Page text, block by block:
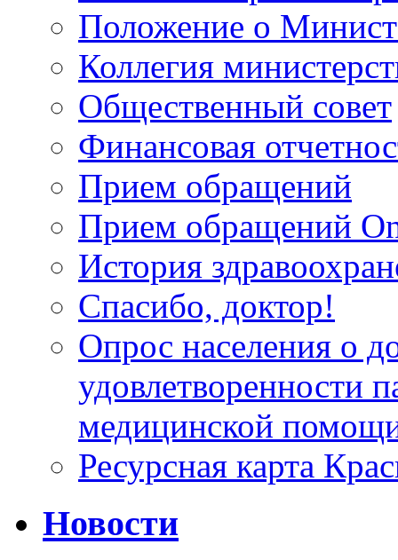
Положение о
Коллегия
Общественный совет
Финансовая
Прием обращений
Прием обращений
История
Спасибо, доктор!
Опрос населения о
удовлетворенности
медицинской
Ресурсная карта
Новости